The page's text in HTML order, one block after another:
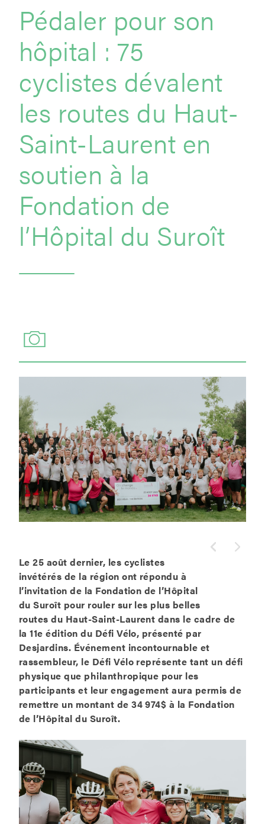
Pédaler pour son
hôpital : 75
cyclistes dévalent
les routes du Haut-
Saint-Laurent en
soutien à la
Fondation de
l’Hôpital du Suroît
Le 25 août dernier, les cyclistes
invétérés de la région ont répondu à
l’invitation de la Fondation de l’Hôpital
du Suroît pour rouler sur les plus belles
routes du Haut-Saint-Laurent dans le cadre de
la 11e édition du Défi Vélo, présenté par
Desjardins. Événement incontournable et
rassembleur, le Défi Vélo représente tant un défi
physique que philanthropique pour les
participants et leur engagement aura permis de
remettre un montant de 34 974$ à la Fondation
de l’Hôpital du Suroît.